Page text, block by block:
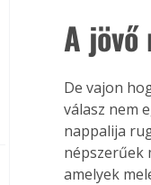
A
De vajon
válasz nem
nappalija
népszerűek
amelyek